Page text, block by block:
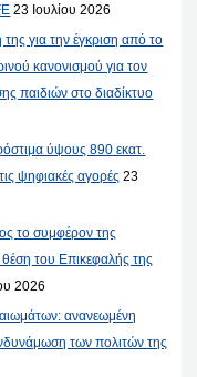
23 Ιουλίου 2026
για την έγκριση από το
κανονισμού για τον
παιδιών στο διαδίκτυο
ύψους 890 εκατ.
ψηφιακές αγορές 23
το συμφέρον της
του Επικεφαλής της
2026
ανανεωμένη
των πολιτών της